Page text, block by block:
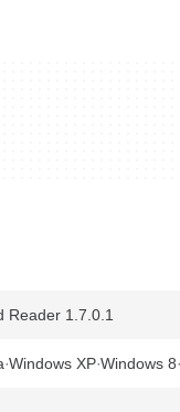
Reader 1.7.0.1
Windows XP Windows 8